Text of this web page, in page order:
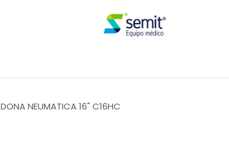
DONA NEUMATICA 16" C16HC